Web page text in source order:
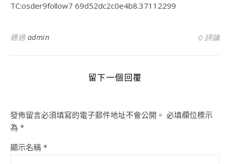
TC:osder9follow7 69d52dc2c0e4b8.37112299
通過 admin 0 評論
留下一個回覆
發佈留言必須填寫的電子郵件地址不會公開。 必填欄位標示
為 *
顯示名稱 *